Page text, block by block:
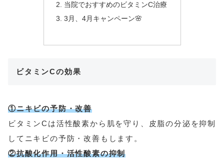
当院でおすすめのビタミンC治療
3月、4月キャンペーン🌸
ビタミンCの効果
①ニキビの予防・改善
ビタミンCは活性酸素から肌を守り、皮脂の分泌を抑制
してニキビの予防・改善もします。
②抗酸化作用・活性酸素の抑制